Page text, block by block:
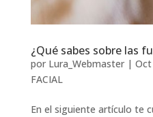
¿Qué sabes sobre las
por Lura_Webmaster|
FACIAL
En el siguiente artículo te